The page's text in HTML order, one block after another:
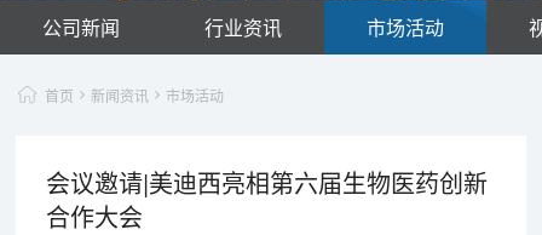
公司新闻 行业资讯 市场活动
首页 新闻资讯 市场活动
会议邀请|美迪西亮相第六届生物医药创新
合作大会